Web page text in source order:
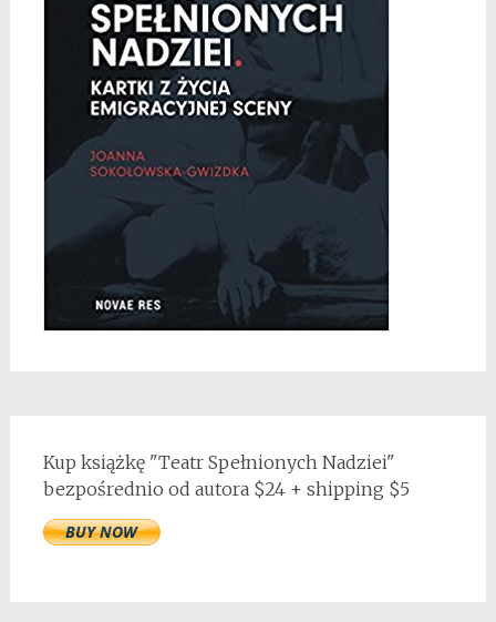
Kup książkę "Teatr Spełnionych Nadziei"
bezpośrednio od autora $24 + shipping $5